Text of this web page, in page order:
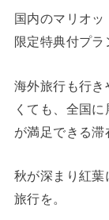
国内のマリオ
限定特典付プラ
海外旅行も行き
くても、全国
が満足できる滞
秋が深まり紅葉
旅行を。